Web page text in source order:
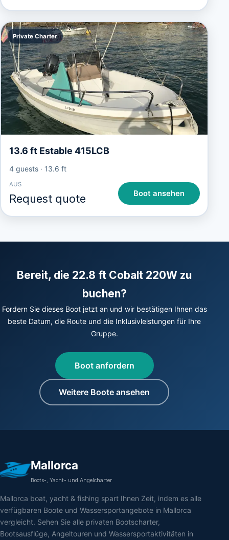
Private Charter
13.6 ft Estable 415LCB
4 guests· 13.6 ft
AUS
Request quote Boot ansehen
Bereit, die 22.8 ft Cobalt 220W zu
buchen?
Fordern Sie dieses Boot jetzt an und wir bestätigen Ihnen das
beste Datum, die Route und die Inklusivleistungen für Ihre
Gruppe.
Boot anfordern
Weitere Boote ansehen
Mallorca
Boots-, Yacht- und Angelcharter
Mallorca boat, yacht & fishing spart Ihnen Zeit, indem es alle
verfügbaren Boote und Wassersportangebote in Mallorca
vergleicht. Sehen Sie alle privaten Bootscharter,
Bootsausflüge, Angeltouren und Wassersportaktivitäten in